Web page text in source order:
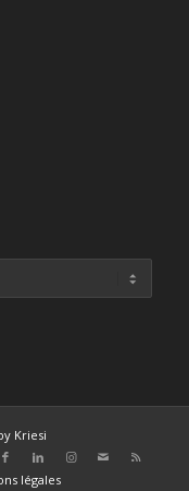
Kriesi
légales